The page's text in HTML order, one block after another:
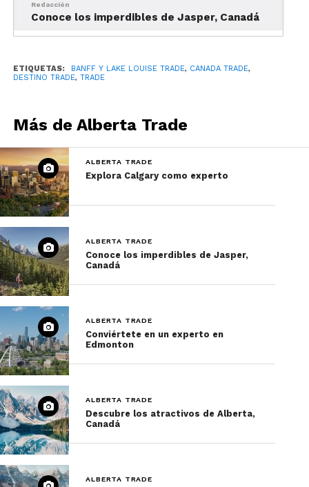
Redacción
Conoce los imperdibles de Jasper, Canadá
ETIQUETAS: BANFF Y LAKE LOUISE TRADE, CANADA TRADE,
DESTINO TRADE, TRADE
Más de Alberta Trade
ALBERTA TRADE
Explora Calgary como experto
ALBERTA TRADE
Conoce los imperdibles de Jasper,
Canadá
ALBERTA TRADE
Conviértete en un experto en
Edmonton
ALBERTA TRADE
Descubre los atractivos de Alberta,
Canadá
ALBERTA TRADE